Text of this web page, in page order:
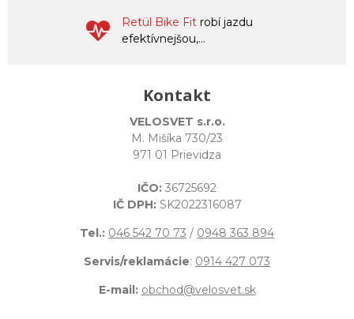
Retül Bike Fit robí jazdu
efektívnejšou,...
Kontakt
VELOSVET s.r.o.
M. Mišíka 730/23
971 01 Prievidza
IČO: 36725692
IČ DPH: SK2022316087
Tel.: 046 542 70 73 / 0948 363 894
Servis/reklamácie: 0914 427 073
E-mail: obchod@velosvet.sk